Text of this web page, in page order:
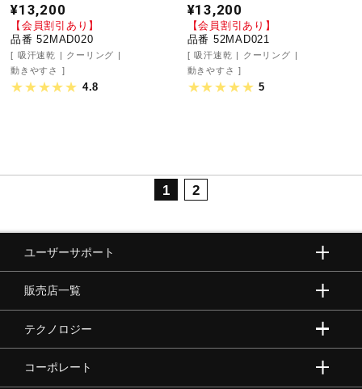
¥13,200
【会員割引あり】
品番 52MAD020
吸汗速乾
クーリング
動きやすさ
4.8
¥13,200
【会員割引あり】
品番 52MAD021
吸汗速乾
クーリング
動きやすさ
5
1 2
ユーザーサポート
販売店一覧
テクノロジー
コーポレート